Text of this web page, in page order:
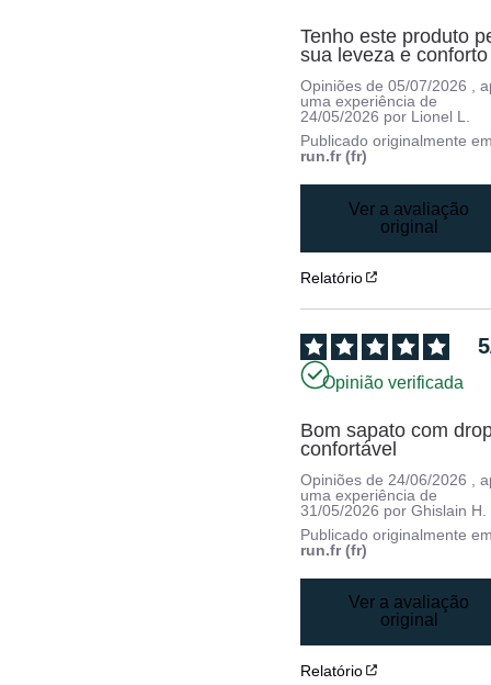
Tenho este produto
sua leveza e conforto
Opiniões de05/07/2026 ,
uma experiência de
24/05/2026 por Lionel L.
Publicado originalmente
run.fr (fr)
Ver a avaliação
original
Relatório
5
Opinião verificada
Bom sapato com
confortável
Opiniões de 24/06/2026
,
uma experiência de
31/05/2026 porGhislain H.
Publicado originalmente
run.fr (fr)
Ver a avaliação
original
Relatório